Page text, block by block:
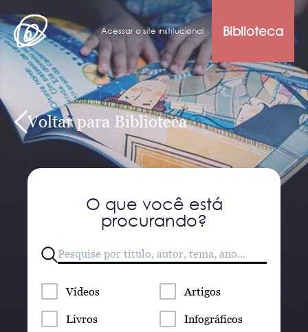
Acessar o site institucional Biblioteca
Voltar para Biblioteca
O que você está
procurando?
Vídeos Artigos
Livros Infográficos